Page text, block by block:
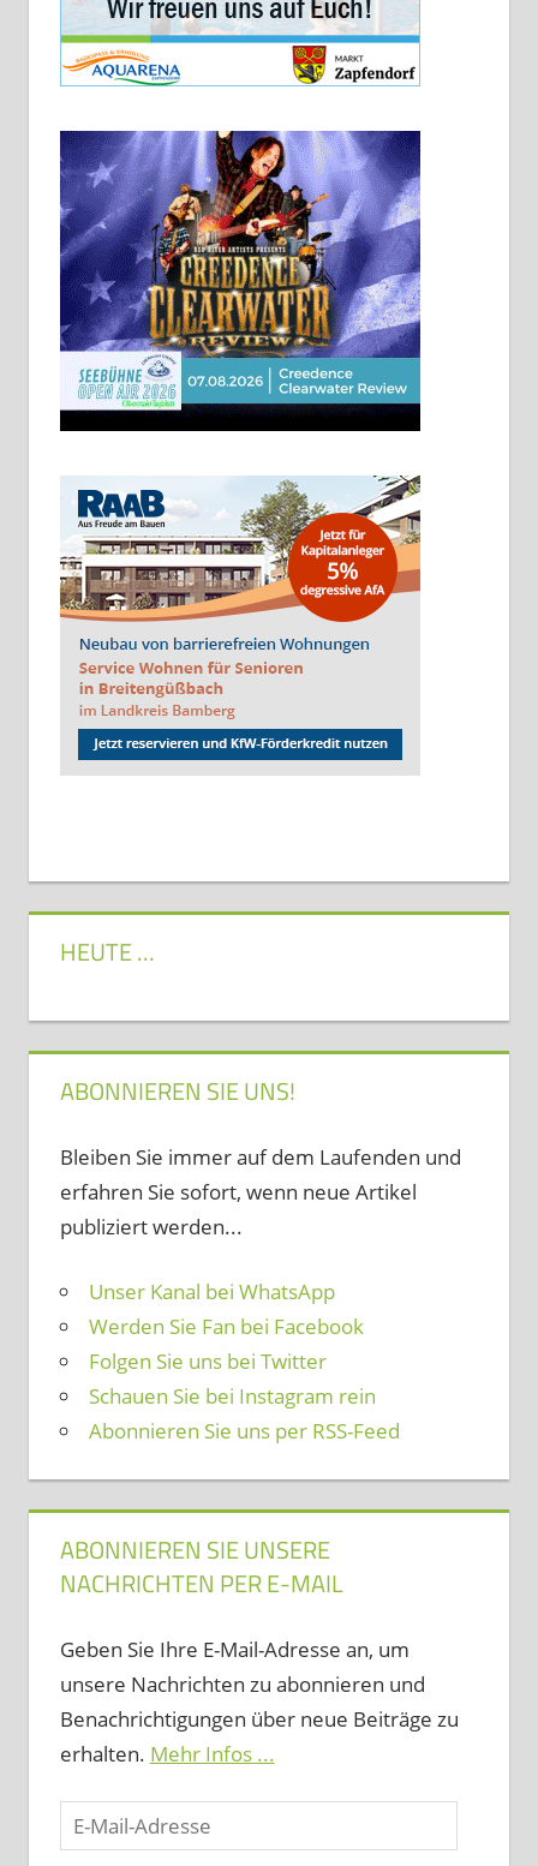
HEUTE …
ABONNIEREN SIE UNS!
Bleiben Sie immer auf dem Laufenden und
erfahren Sie sofort, wenn neue Artikel
publiziert werden...
Unser Kanal bei WhatsApp
Werden Sie Fan bei Facebook
Folgen Sie uns bei Twitter
Schauen Sie bei Instagram rein
Abonnieren Sie uns per RSS-Feed
ABONNIEREN SIE UNSERE
NACHRICHTEN PER E-MAIL
Geben Sie Ihre E-Mail-Adresse an, um
unsere Nachrichten zu abonnieren und
Benachrichtigungen über neue Beiträge zu
erhalten. Mehr Infos ...
E-
Mail-